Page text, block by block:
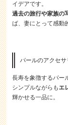
イデアです。
過去の旅行や家族の
ば、妻にとって感動
パールのアクセサ
長寿を象徴するパー
シンプルながらも エ
輝かせる一品に。